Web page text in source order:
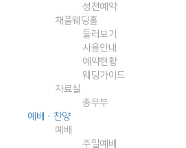
성전예약
채플웨딩홀
둘러보기
사용안내
예약현황
웨딩가이드
자료실
총무부
예배ㆍ찬양
예배
주일예배